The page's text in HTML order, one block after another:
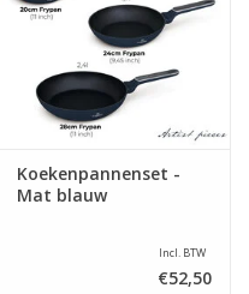
Koekenpannenset -
Mat blauw
Incl. BTW
€52,50